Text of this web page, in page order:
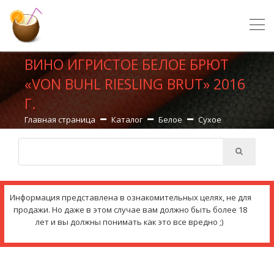
ВИНО ИГРИСТОЕ БЕЛОЕ БРЮТ
«VON BUHL RIESLING BRUT» 2016
Г.
Главная страница Каталог Белое Сухое
Информация представлена в ознакомительных целях, не для
продажи. Но даже в этом случае вам должно быть более 18
лет и вы должны понимать как это все вредно ;)